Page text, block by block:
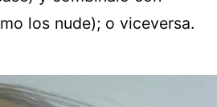
los nude); o viceversa.